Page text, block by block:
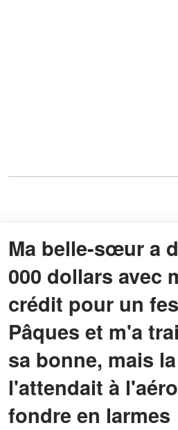
Ma belle-sœur a
000 dollars avec
crédit pour un
Pâques et m'a
sa bonne, mais
l'attendait à
fondre en larmes